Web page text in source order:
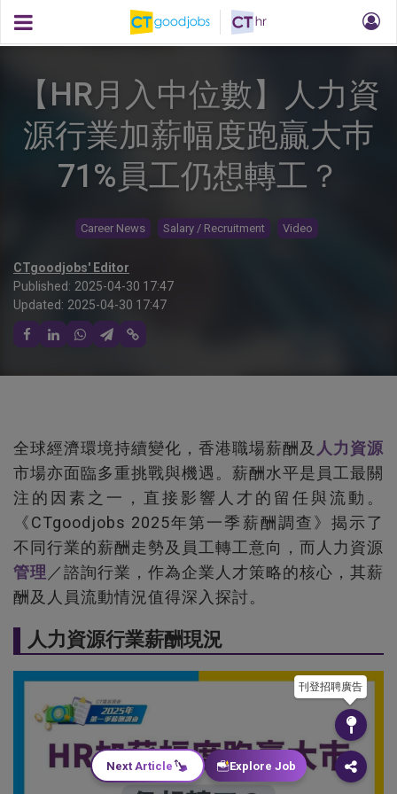
【HR月入中位數】人力資
源行業加薪幅度跑贏大巿
71%員工仍想轉工？
Career News Salary / Recruitment Video
CTgoodjobs' Editor
Published: 2025-04-30 17:47
Updated: 2025-04-30 17:47
全球經濟環境持續變化，香港職場薪酬及 人力資源
市場亦面臨多重挑戰與機遇。薪酬水平是員工最關
注的因素之一，直接影響人才的留任與流動。
《CTgoodjobs 2025年第一季薪酬調查》揭示了
不同行業的薪酬走勢及員工轉工意向，而人力資源
管理 ／諮詢行業，作為企業人才策略的核心，其薪
酬及人員流動情況值得深入探討。
人力資源行業薪酬現況
刊登招聘廣告
Next Article Explore Job